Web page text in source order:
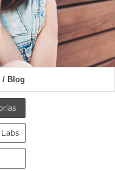
/ Blog